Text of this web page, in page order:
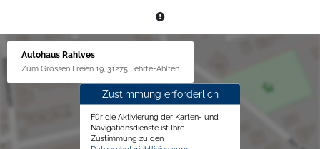
Autohaus Rahlves
Zum Grossen Freien 19, 31275 Lehrte-Ahlten
Zustimmung erforderlich
Für die Aktivierung der Karten- und
Navigationsdienste ist Ihre
Zustimmung zu den